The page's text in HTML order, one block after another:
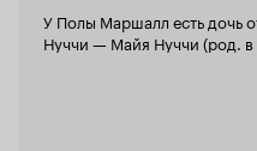
У Полы Маршалл есть дочь
Нуччи — Майя Нуччи (род.